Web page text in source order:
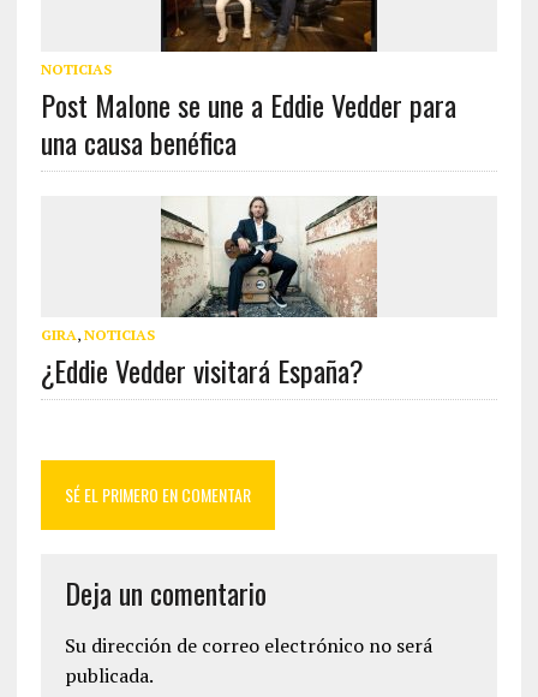
NOTICIAS
Post Malone se une a Eddie Vedder para
una causa benéfica
GIRA, NOTICIAS
¿Eddie Vedder visitará España?
SÉ EL PRIMERO EN COMENTAR
Deja un comentario
Su dirección de correo electrónico no será
publicada.